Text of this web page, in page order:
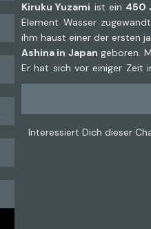
Kiruku Yuzami ist ein 450
Element Wasser
ihm haust einer der ersten
Ashina in Japan geboren.
Er hat sich vor einiger Zeit
bis heute dort. Er ist
aus. Man beschreibt
Auftragsmörder ist. Zur
Interessiert Dich dieser